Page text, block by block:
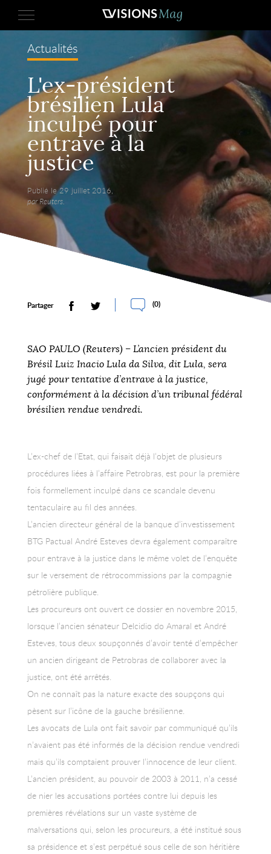
Actualités
L'ex-président
brésilien Lula
inculpé pour
entrave à la
justice
Publié le 29 juillet 2016,
par Reuters.
Partager (0)
SAO PAULO (Reuters) – L’ancien président du
Brésil Luiz Inacio Lula da Silva, dit Lula, sera
jugé pour tentative d’entrave à la justice,
conformément à la décision d’un tribunal fédéral
brésilien rendue vendredi.
L’ex-chef de l’Etat, qui faisait déjà l’objet de plusieurs
procédures liées à l’affaire Petrobras, est pour la première
fois formellement inculpé dans ce scandale devenu
tentaculaire au fil des années.
L’ancien directeur général de la banque d’investissement
BTG Pactual André Esteves devra également comparaître
pour entrave à la justice dans le même volet de l’enquête
sur le versement de rétrocommissions par la compagnie
pétrolière publique.
Les procureurs ont ouvert ce dossier en novembre 2015,
lorsque l’ancien sénateur Delcidio do Amaral et André
Esteves, tous deux soupçonnés d’avoir tenté d’empêcher
un ancien dirigeant de Petrobras de collaborer avec la
justice, ont été arrêtés.
On ne connaît pas la nature exacte des soupçons qui
pèsent sur l’icône de la gauche brésilienne.
Les avocats de Lula ont fait savoir par communiqué qu’ils
n’avaient pas été informés de la décision rendue vendredi
mais qu’ils comptaient prouver l’innocence de leur client.
L’ancien président, au pouvoir de 2003 à 2011, n’a cessé
de nier les accusations portées contre lui depuis les
premières révélations sur un vaste système de
malversations qui, selon les procureurs, a été institué sous
sa présidence et s’est perpétué sous celle de son héritière